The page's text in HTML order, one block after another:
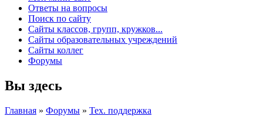
Ответы на вопросы
Поиск по сайту
Сайты классов, групп, кружков...
Сайты образовательных учреждений
Сайты коллег
Форумы
Вы здесь
Главная » Форумы » Тех. поддержка